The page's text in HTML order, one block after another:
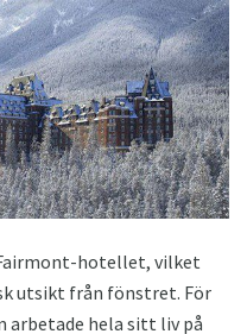
hotellet, vilket
utsikt från fönstret. För
arbetade hela sitt liv på